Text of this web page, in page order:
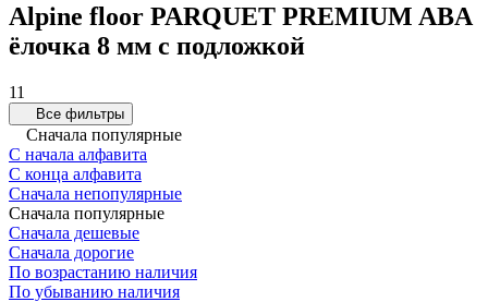
Alpine floor PARQUET PREMIUM ABA
ёлочка 8 мм с подложкой
11
Все фильтры
Сначала популярные
С начала алфавита
С конца алфавита
Сначала непопулярные
Сначала популярные
Сначала дешевые
Сначала дорогие
По возрастанию наличия
По убыванию наличия